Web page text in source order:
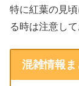
特に紅葉の見
る時は注意して
混雑情報ま